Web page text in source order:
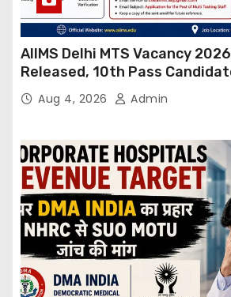
AIIMS Delhi MTS Vacancy
Released, 10th Pass
Through Email
Aug 4, 2026 Admin